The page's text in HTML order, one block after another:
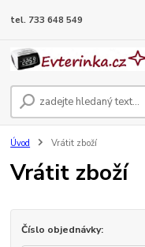
tel. 733 648 549
Úvod Vrátit zboží
Vrátit zboží
Číslo objednávky: